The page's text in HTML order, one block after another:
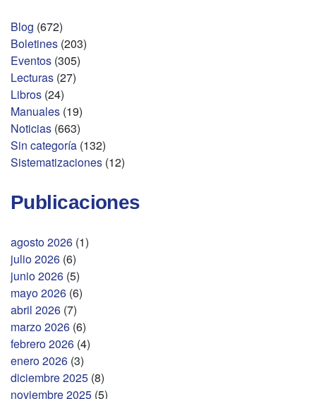
Blog (672)
Boletines (203)
Eventos (305)
Lecturas (27)
Libros (24)
Manuales (19)
Noticias (663)
Sin categoría (132)
Sistematizaciones (12)
Publicaciones
agosto 2026 (1)
julio 2026 (6)
junio 2026 (5)
mayo 2026 (6)
abril 2026 (7)
marzo 2026 (6)
febrero 2026 (4)
enero 2026 (3)
diciembre 2025 (8)
noviembre 2025 (5)